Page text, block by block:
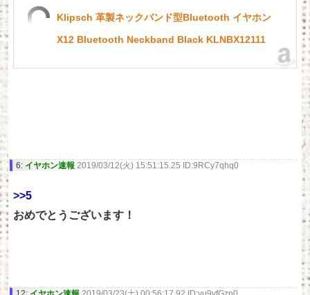
Klipsch 革製ネックバンド型Bluetooth イヤホン
X12 Bluetooth Neckband Black KLNBX12111
6: イヤホン速報 2019/03/12(火) 15:51:15.25 ID:9RCy7qhq0
>>5
おめでとうございます！